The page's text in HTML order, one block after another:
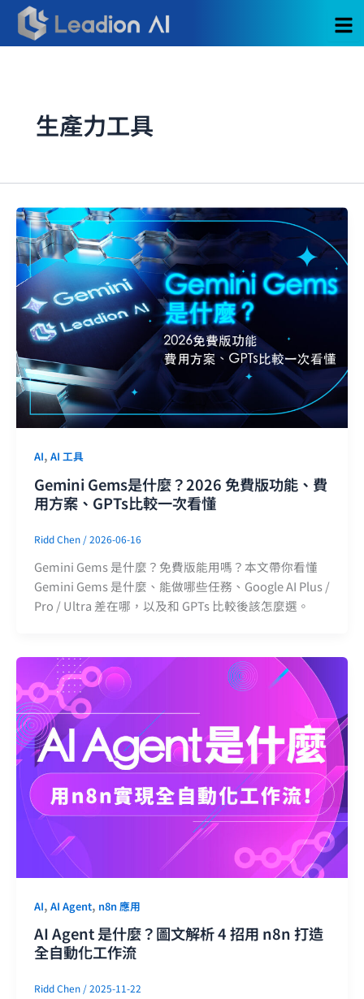
主
生產力工具
AI, AI 工具
Gemini Gems是什麼？2026 免費版功能、費
用方案、GPTs比較一次看懂
Ridd Chen /2026-06-16
Gemini Gems 是什麼？免費版能用嗎？本文帶你看懂
Gemini Gems 是什麼、能做哪些任務、Google AI Plus /
Pro / Ultra 差在哪，以及和 GPTs 比較後該怎麼選。
AI, AI Agent, n8n 應用
AI Agent 是什麼？圖文解析 4 招用 n8n 打造
全自動化工作流
Ridd Chen /2025-11-22